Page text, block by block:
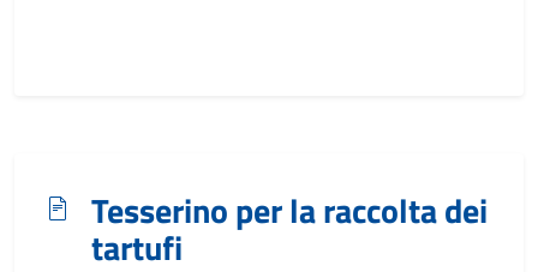
Tesserino per la raccolta dei
tartufi